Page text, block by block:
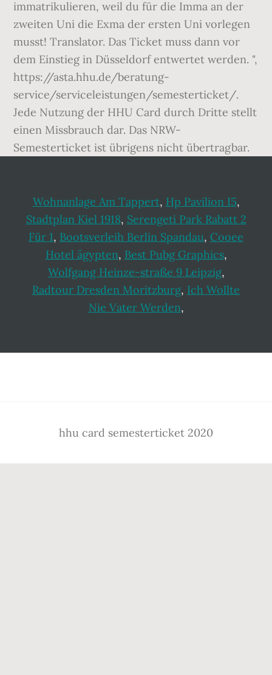
Wohnanlage Am Tappert, Hp Pavilion I5,
Stadtplan Kiel 1918, Serengeti Park Rabatt 2
Für 1, Bootsverleih Berlin Spandau, Cooee
Hotel ägypten, Best Pubg Graphics,
Wolfgang Heinze-straße 9 Leipzig,
Radtour Dresden Moritzburg, Ich Wollte
Nie Vater Werden,
hhu card semesterticket 2020